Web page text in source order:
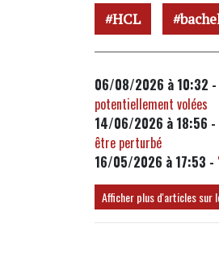
HCL
06/08/2026 à 10:32 -
potentiellement volées
14/06/2026 à 18:56 -
être perturbé
16/05/2026 à 17:53 -
Afficher plus d'articles sur